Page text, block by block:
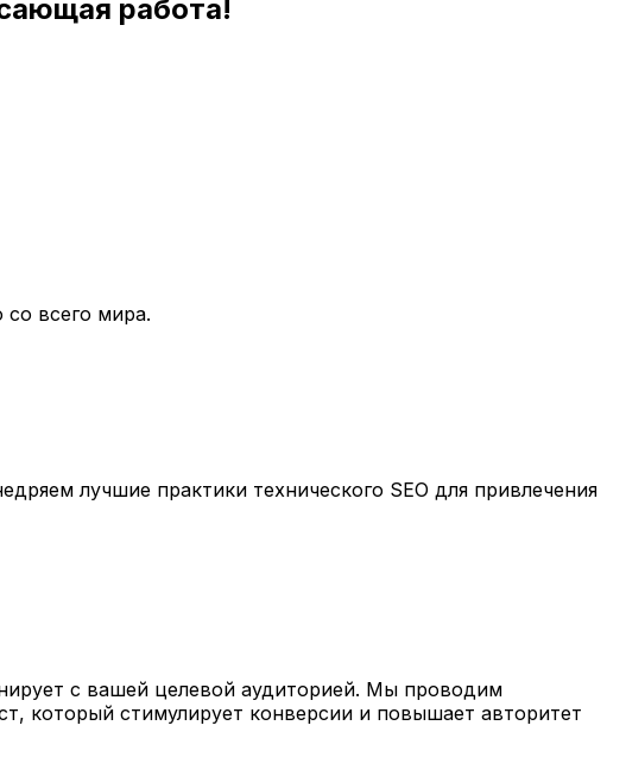
работа!
всего мира.
лучшие практики технического SEO для привлечения
с вашей целевой аудиторией. Мы проводим
который стимулирует конверсии и повышает авторитет